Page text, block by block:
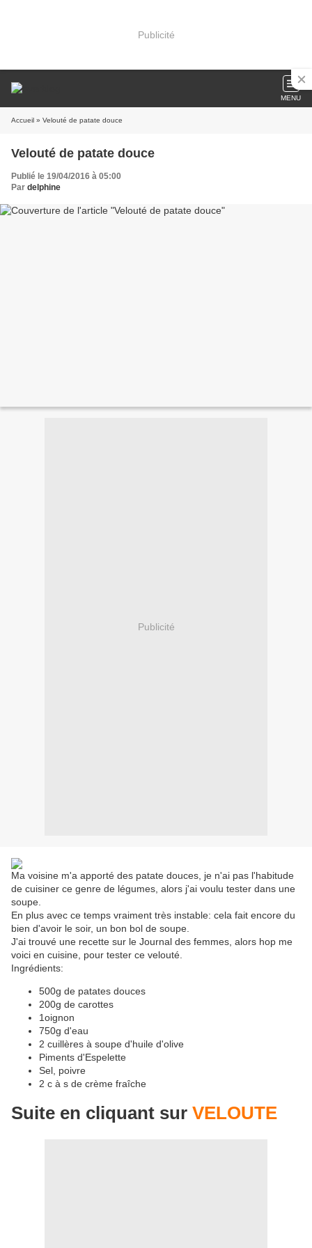
Publicité
MENU
Accueil » Velouté de patate douce
Velouté de patate douce
Publié le 19/04/2016 à 05:00
Par delphine
Publicité
Ma voisine m'a apporté des patate douces, je n'ai pas l'habitude
de cuisiner ce genre de légumes, alors j'ai voulu tester dans une
soupe.
En plus avec ce temps vraiment très instable: cela fait encore du
bien d'avoir le soir, un bon bol de soupe.
J'ai trouvé une recette sur le Journal des femmes, alors hop me
voici en cuisine, pour tester ce velouté.
Ingrédients:
500g de patates douces
200g de carottes
1oignon
750g d'eau
2 cuillères à soupe d'huile d'olive
Piments d'Espelette
Sel, poivre
2 c à s de crème fraîche
Suite en cliquant sur VELOUTE